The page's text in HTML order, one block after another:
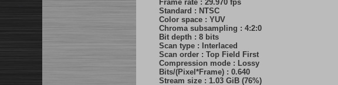
Frame rate : 29.970 fps
Standard : NTSC
Color space : YUV
Chroma subsampling : 4:2:0
Bit depth : 8 bits
Scan type : Interlaced
Scan order : Top Field First
Compression mode : Lossy
Bits/(Pixel*Frame) : 0.640
Stream size : 1.03 GiB (76%)